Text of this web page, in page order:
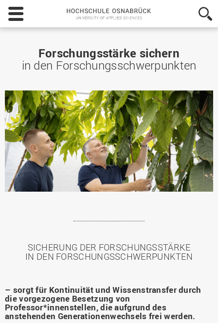
Hochschule
Osnabrück
-
Applied
Sciences
Forschungsstärke sichern
in den Forschungsschwerpunkten
SICHERUNG DER FORSCHUNGSSTÄRKE
IN DEN FORSCHUNGSSCHWERPUNKTEN
– sorgt für Kontinuität und Wissenstransfer durch
die vorgezogene Besetzung von
Professor*innenstellen, die aufgrund des
anstehenden Generationenwechsels frei werden.